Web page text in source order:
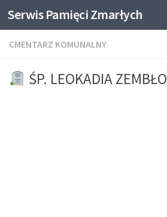
Skip to content
Serwis Pamięci Zmarłych
CMENTARZ KOMUNALNY
ŚP. LEOKADIA ZEMBŁO